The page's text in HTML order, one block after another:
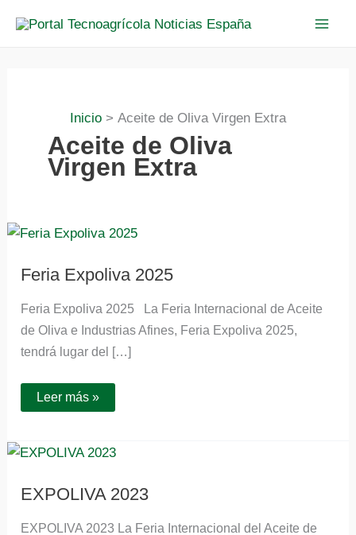
Inicio Aceite de Oliva Virgen Extra
Aceite de Oliva
Virgen Extra
Feria Expoliva 2025
Feria Expoliva 2025 La Feria Internacional de Aceite
de Oliva e Industrias Afines, Feria Expoliva 2025,
tendrá lugar del […]
Feria
Expoliva
Leer más »
EXPOLIVA 2023
EXPOLIVA 2023 La Feria Internacional del Aceite de
EXPOLIVA
2023